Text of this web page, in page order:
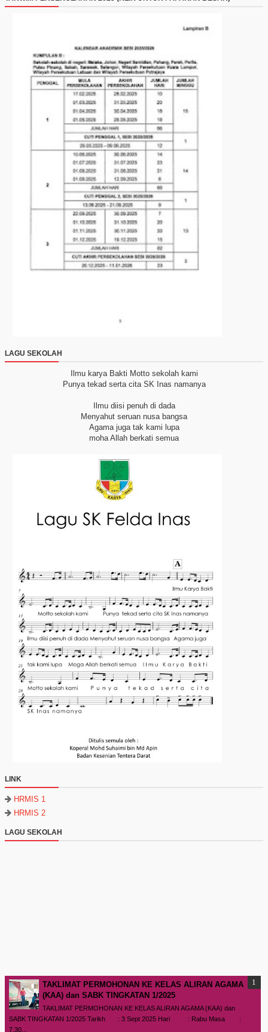
LAGU SEKOLAH
Ilmu karya Bakti Motto sekolah kami
Punya tekad serta cita SK Inas namanya
Ilmu diisi penuh di dada
Menyahut seruan nusa bangsa
Agama juga tak kami lupa
moha Allah berkati semua
LINK
HRMIS 1
HRMIS 2
LAGU SEKOLAH
TAKLIMAT PERMOHONAN KE KELAS ALIRAN AGAMA
(KAA) dan SABK TINGKATAN 1/2025
TAKLIMAT PERMOHONAN KE KELAS ALIRAN AGAMA (KAA) dan
SABK TINGKATAN 1/2025 Tarikh : 3 Sept 2025 Hari : Rabu Masa :
7.30...